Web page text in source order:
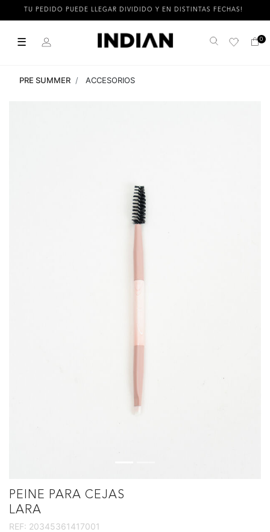
TU PEDIDO PUEDE LLEGAR DIVIDIDO Y EN DISTINTAS FECHAS!
☰ Buscar 0
PRE SUMMER ACCESORIOS
PEINE PARA CEJAS
LARA
REF: 20345361417001